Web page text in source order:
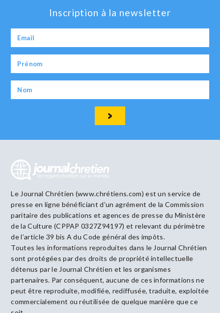
Inscription à la newsletter
Le Journal Chrétien (www.chrétiens.com) est un service de
presse en ligne bénéficiant d’un agrément de la Commission
paritaire des publications et agences de presse du Ministère
de la Culture (CPPAP 0327Z94197) et relevant du périmètre
de l’article 39 bis A du Code général des impôts.
Toutes les informations reproduites dans le Journal Chrétien
sont protégées par des droits de propriété intellectuelle
détenus par le Journal Chrétien et les organismes
partenaires. Par conséquent, aucune de ces informations ne
peut être reproduite, modifiée, rediffusée, traduite, exploitée
commercialement ou réutilisée de quelque manière que ce